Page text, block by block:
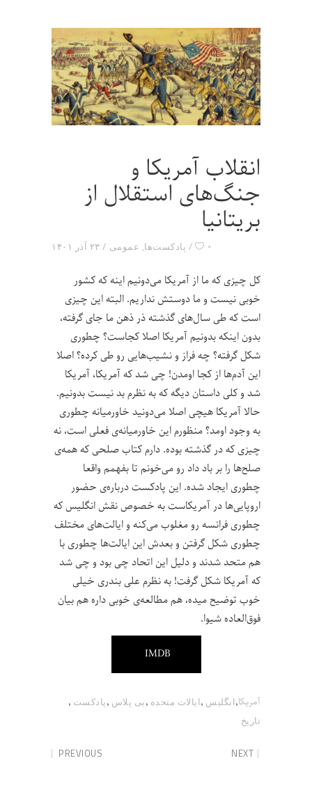
انقلاب آمریکا و
جنگ‌های استقلال از
بریتانیا
۲۳ آذر ۱۴۰۱ پادکست‌ها, عمومی ۰
کل چیزی که ما از آمریکا می‌دونیم اینه که کشور
خوبی نیست و ما دوستش نداریم. البته این چیزی
است که طی سال‌های گذشته ذر ذهن ما جای گرفته،
بدون اینکه بدونیم آمریکا اصلا کجاست؟ چطوری
شکل گرفته؟ چه فراز و نشیب‌هایی رو طی کرده؟ اصلا
این آدم‌ها از کجا اومدن! چی شد که آمریکا، آمریکا
شد و کلی داستان دیگه که به نظرم بد نیست بدونیم.
حالا آمریکا هیچی اصلا می‌دونید خاورمیانه چطوری
به وجود اومد؟ منظورم این خاورمیانه‌ی فعلی است، نه
چیزی که در گذشته بوده. دارم کتاب صلحی که همه‌ی
صلح‌ها را بر باد داد رو می‌خونم تا بفهمم واقعا
چطوری ایجاد شده. این پادکست درباره‌ی حضور
اروپایی‌ها در آمریکاست به خصوص نقش انگلیس که
چطوری فرانسه رو مغلوب می‌کنه و ایالت‌های مختلف
چطوری شکل گرفتن و بعدش این ایالت‌ها چطوری با
هم متحد شدند و دلیل این اتحاد چی بود و چی شد
که آمریکا شکل گرفت! به نظرم علی بندری خیلی
خوب توضیح میده، هم مطالعه‌ی خوبی داره هم بیان
فوق‌العاده شیوا.
IMDB
آمریکا,انگلیس ,ایالات متحده ,بی پلاس ,پادکست ,
تاریخ
PREVIOUS NEXT